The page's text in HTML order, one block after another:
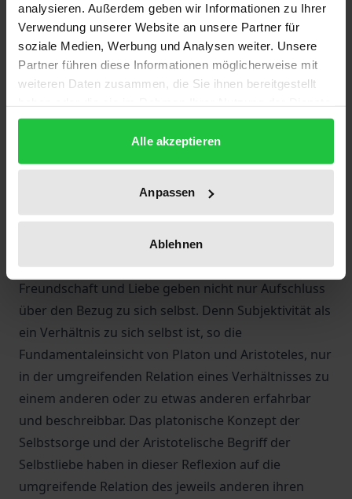
analysieren. Außerdem geben wir Informationen zu Ihrer
Verwendung unserer Website an unsere Partner für
soziale Medien, Werbung und Analysen weiter. Unsere
Partner führen diese Informationen möglicherweise mit
weiteren Daten zusammen, die Sie ihnen bereitgestellt
gesammelt haben.
Alle akzeptieren
Anpassen
Ablehnen
Das Buch bietet eine historische und systematische
Untersuchung der Selbstbeziehung des
menschlichen Verhaltens. In historischer Hinsicht
wird untersucht, welche Formen der
bereits erkannt und thematisiert hat. in
entsprechenden modernen Theorien einzuschätzen
sind. Der Arbeit liegt dabei die Annahme zugrunde,
dass die Phänomene Freundschaft und Liebe in das
Zentrum dieser Fragestellung einführen.
Freundschaft und Liebe geben nicht nur Aufschluss
über den Bezug zu sich selbst. Denn Subjektivität als
ein Verhältnis zu sich selbst ist, so die
Fundamentaleinsicht von Platon und Aristoteles, nur
in der umgreifenden Relation eines Verhältnisses zu
einem anderen oder zu etwas anderen erfahrbar
und beschreibbar. Das platonische Konzept der
Selbstsorge und der Aristotelische Begriff der
Selbstliebe haben in dieser Reflexion auf die
umgreifende Relation des jeweils anderen ihren